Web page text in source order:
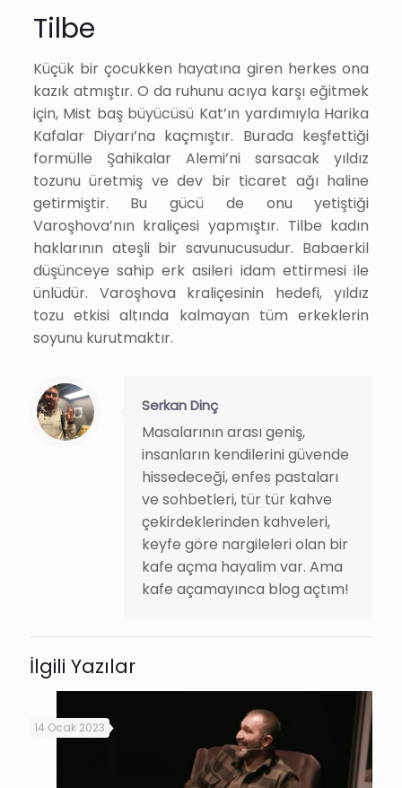
Tilbe
Küçük bir çocukken hayatına giren herkes ona
kazık atmıştır. O da ruhunu acıya karşı eğitmek
için, Mist baş büyücüsü Kat’ın yardımıyla Harika
Kafalar Diyarı’na kaçmıştır. Burada keşfettiği
formülle Şahikalar Alemi’ni sarsacak yıldız
tozunu üretmiş ve dev bir ticaret ağı haline
getirmiştir. Bu gücü de onu yetiştiği
Varoşhova’nın kraliçesi yapmıştır. Tilbe kadın
haklarının ateşli bir savunucusudur. Babaerkil
düşünceye sahip erk asileri idam ettirmesi ile
ünlüdür. Varoşhova kraliçesinin hedefi, yıldız
tozu etkisi altında kalmayan tüm erkeklerin
soyunu kurutmaktır.
Serkan Dinç
Masalarının arası geniş,
insanların kendilerini güvende
hissedeceği, enfes pastaları
ve sohbetleri, tür tür kahve
çekirdeklerinden kahveleri,
keyfe göre nargileleri olan bir
kafe açma hayalim var. Ama
kafe açamayınca blog açtım!
İlgili Yazılar
14 Ocak 2023